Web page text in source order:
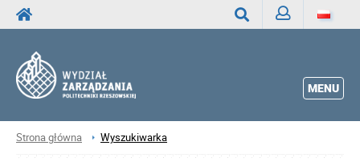
MENU
Strona główna Wyszukiwarka